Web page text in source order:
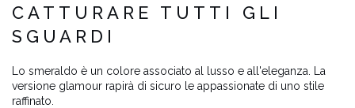
CATTURARE TUTTI GLI
SGUARDI
Lo smeraldo è un colore associato al lusso e all'eleganza. La
versione glamour rapirà di sicuro le appassionate di uno stile
raffinato.